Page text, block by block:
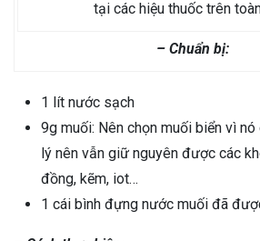
tại các hiệu thuốc trên
– Chuẩn bị:
1 lít nước sạch
9g muối: Nên chọn muối biển vì
lý nên vẫn giữ nguyên được các
đồng, kẽm, iot…
1 cái bình đựng nước muối đã